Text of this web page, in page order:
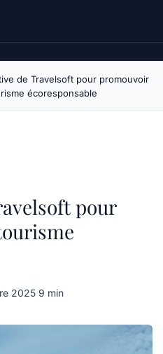
de Travelsoft pour promouvoir
écoresponsable
pour
2025·9 min